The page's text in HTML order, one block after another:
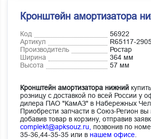
Кронштейн амортизатора
Код
56922
Артикул
R65117-
Производитель
Ростар
Ширина
364 мм
Высота
57 мм
Кронштейн амортизатора нижний
розницу с доставкой по всей России у
дилера ПАО "КамАЗ" в Набережных
Приобрести запчасти в Союз-Регион
добавив товар в корзину, отправив
complekt@apksouz.ru,
позвонив по
35-36,44-35-35 или в нашем офисе